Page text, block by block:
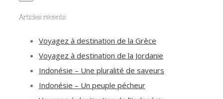
Articles récents
Voyagez à destination de la Grèce
Voyagez à destination de la Jordanie
Indonésie – Une pluralité de saveurs
Indonésie – Un peuple pécheur